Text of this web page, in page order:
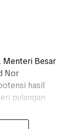
Menteri Besar
Nor
hasil
pulangan